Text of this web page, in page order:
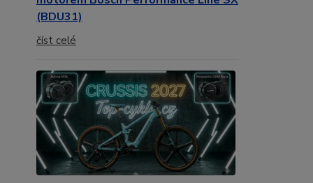
(BDU31)
číst celé